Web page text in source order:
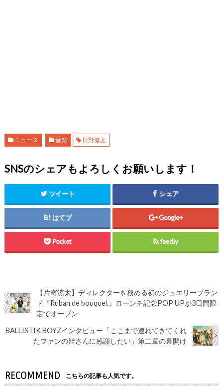
ニュース 音楽 日野健太
SNSのシェアもよろしくお願いします！
ツイート シェア
はてブ Google+
Pocket feedly
【片寄涼太】ディレクターを務める初のジュエリーブラン
ド『Ruban de bouquet』ローンチ記念POP UPが3日間限
定でオープン
BALLISTIK BOYZインタビュー「ここまで連れてきてくれ
たファンの皆さんに感謝したい」第二章の幕開け
RECOMMEND こちらの記事も人気です。